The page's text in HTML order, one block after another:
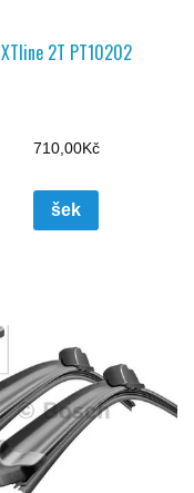
XTline 2T PT10202
710,00Kč
šek